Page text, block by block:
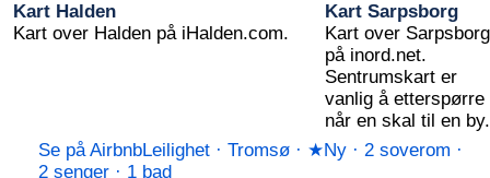
Kart Halden
Kart over Halden på iHalden.com.
Kart Sarpsborg
Kart over Sarpsborg
på inord.net.
Sentrumskart er
vanlig å etterspørre
når en skal til en by.
Se på AirbnbLeilighet · Tromsø · ★Ny · 2 soverom ·
2 senger · 1 bad